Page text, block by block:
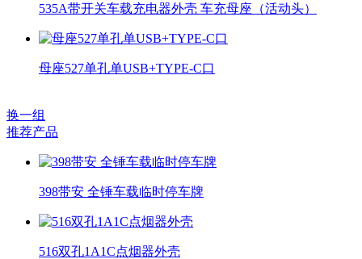
535A带开关车载充电器外壳 车充母座（活动头）
母座527单孔单USB+TYPE-C口
换一组
推荐产品
398带安 全锤车载临时停车牌
516双孔1A1C点烟器外壳